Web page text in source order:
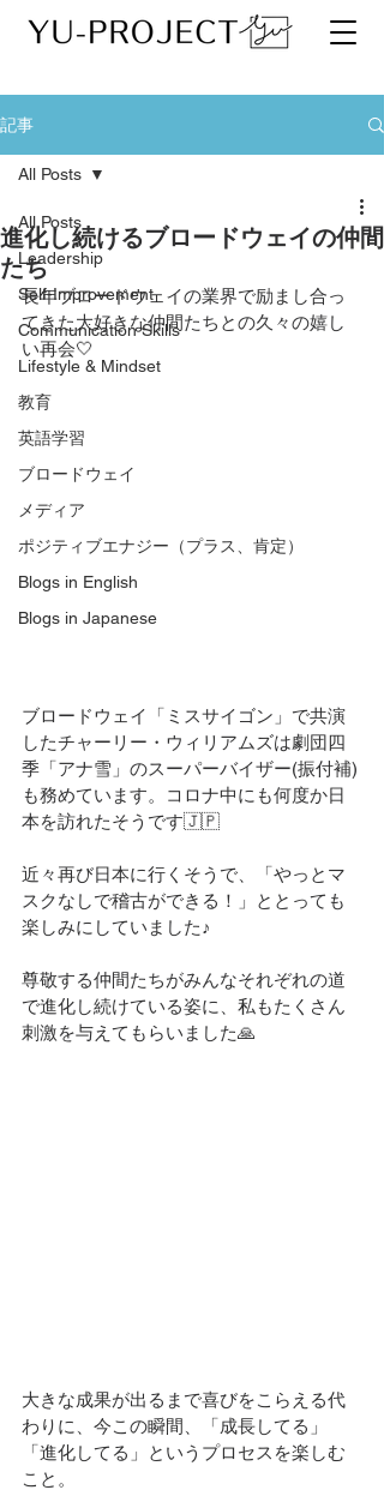
記事
All Posts
Leadership
Self-Improvement
Communication Skills
Lifestyle & Mindset
教育
英語学習
ブロードウェイ
メディア
ポジティブエナジー（プラス、肯定）
Blogs in English
Blogs in Japanese
All Posts
進化し続けるブロードウェイの仲間
たち
長年ブロードウェイの業界で励まし合っ
てきた大好きな仲間たちとの久々の嬉し
い再会🤍
ブロードウェイ「ミスサイゴン」で共演
したチャーリー・ウィリアムズは劇団四
季「アナ雪」のスーパーバイザー(振付補)
も務めています。コロナ中にも何度か日
本を訪れたそうです🇯🇵
近々再び日本に行くそうで、「やっとマ
スクなしで稽古ができる！」ととっても
楽しみにしていました♪
尊敬する仲間たちがみんなそれぞれの道
で進化し続けている姿に、私もたくさん
刺激を与えてもらいました🙏
大きな成果が出るまで喜びをこらえる代
わりに、今この瞬間、「成長してる」
「進化してる」というプロセスを楽しむ
こと。